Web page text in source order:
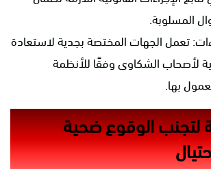
المسلوبة.
تعمل الجهات المختصة بجدية لاستعادة
لأصحاب الشكاوى وفقًا للأنظمة
بها.
لتجنب الوقوع ضحية